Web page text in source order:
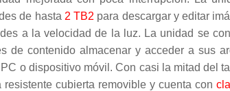
de hasta 2 TB2 para descargar y editar
a la velocidad de la luz. La unidad se
de contenido almacenar y acceder a sus
o dispositivo móvil. Con casi la mitad del
resistente cubierta removible y cuenta con